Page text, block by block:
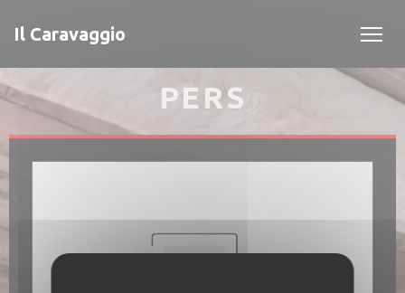
Il Caravaggio
PERS